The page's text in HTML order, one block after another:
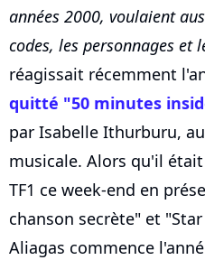
années 2000, voulaient
codes, les personnages et
réagissait récemment
quitté "50 minutes
par Isabelle Ithurburu,
musicale. Alors qu'il
TF1 ce week-end en
chanson secrète" et
Aliagas commence